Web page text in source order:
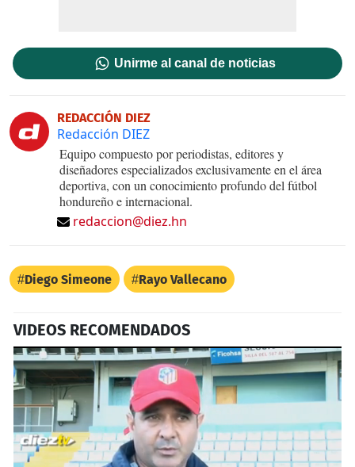
Unirme al canal de noticias
REDACCIÓN DIEZ
Redacción DIEZ
Equipo compuesto por periodistas, editores y
diseñadores especializados exclusivamente en el área
deportiva, con un conocimiento profundo del fútbol
hondureño e internacional.
redaccion@diez.hn
Diego Simeone Rayo Vallecano
VIDEOS RECOMENDADOS